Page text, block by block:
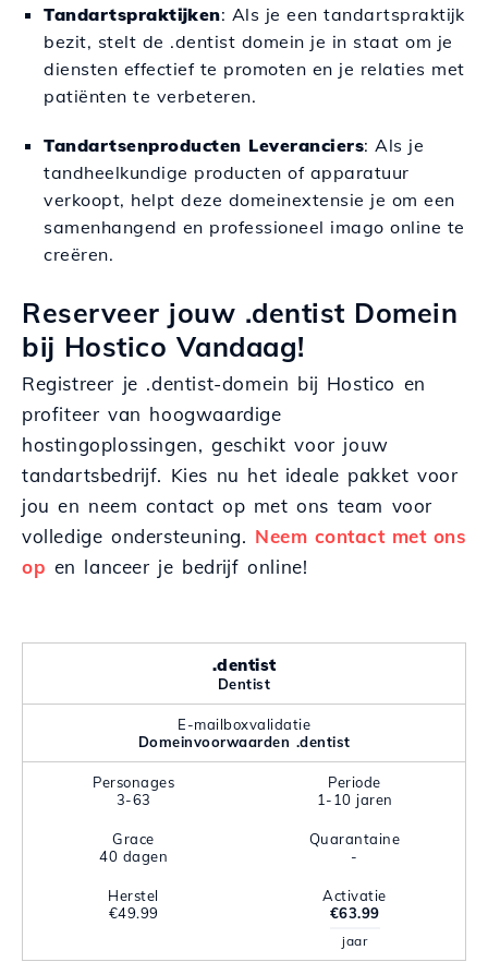
Tandartspraktijken: Als je een tandartspraktijk
bezit, stelt de .dentist domein je in staat om je
diensten effectief te promoten en je relaties met
patiënten te verbeteren.
Tandartsenproducten Leveranciers: Als je
tandheelkundige producten of apparatuur
verkoopt, helpt deze domeinextensie je om een
samenhangend en professioneel imago online te
creëren.
Reserveer jouw .dentist Domein
bij Hostico Vandaag!
Registreer je .dentist-domein bij Hostico en
profiteer van hoogwaardige
hostingoplossingen, geschikt voor jouw
tandartsbedrijf. Kies nu het ideale pakket voor
jou en neem contact op met ons team voor
volledige ondersteuning. Neem contact met ons
op en lanceer je bedrijf online!
.dentist
Dentist
E-mailboxvalidatie
Domeinvoorwaarden .dentist
Personages
3-63
Periode
1-10 jaren
Grace
40 dagen
Quarantaine
-
Herstel
€49.99
Activatie
€63.99
jaar